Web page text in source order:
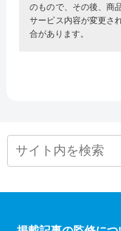
のもので、その後、商
サービス内容が変更さ
合があります。